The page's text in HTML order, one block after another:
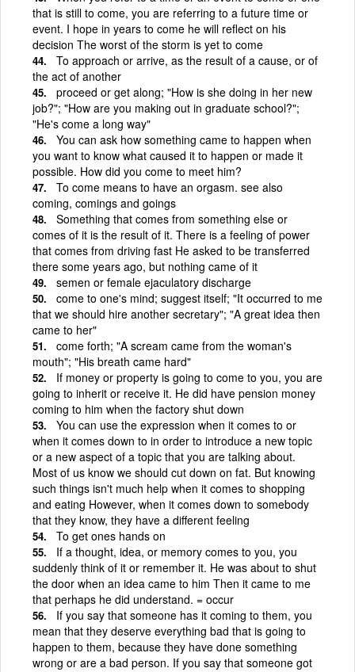
that is still to come, you are referring to a future time or
event. I hope in years to come he will reflect on his
decision The worst of the storm is yet to come
To approach or arrive, as the result of a cause, or of
the act of another
proceed or get along; "How is she doing in her new
job?"; "How are you making out in graduate school?";
"He's come a long way"
You can ask how something came to happen when
you want to know what caused it to happen or made it
possible. How did you come to meet him?
To come means to have an orgasm. see also
coming, comings and goings
Something that comes from something else or
comes of it is the result of it. There is a feeling of power
that comes from driving fast He asked to be transferred
there some years ago, but nothing came of it
semen or female ejaculatory discharge
come to one's mind; suggest itself; "It occurred to me
that we should hire another secretary"; "A great idea then
came to her"
come forth; "A scream came from the woman's
mouth"; "His breath came hard"
If money or property is going to come to you, you are
going to inherit or receive it. He did have pension money
coming to him when the factory shut down
You can use the expression when it comes to or
when it comes down to in order to introduce a new topic
or a new aspect of a topic that you are talking about.
Most of us know we should cut down on fat. But knowing
such things isn't much help when it comes to shopping
and eating However, when it comes down to somebody
that they know, they have a different feeling
To get ones hands on
If a thought, idea, or memory comes to you, you
suddenly think of it or remember it. He was about to shut
the door when an idea came to him Then it came to me
that perhaps he did understand. = occur
If you say that someone has it coming to them, you
mean that they deserve everything bad that is going to
happen to them, because they have done something
wrong or are a bad person. If you say that someone got